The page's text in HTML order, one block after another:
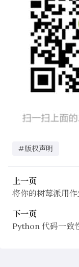
#版权声明
上一页
将你的树莓派用
下一页
Python 代码一致